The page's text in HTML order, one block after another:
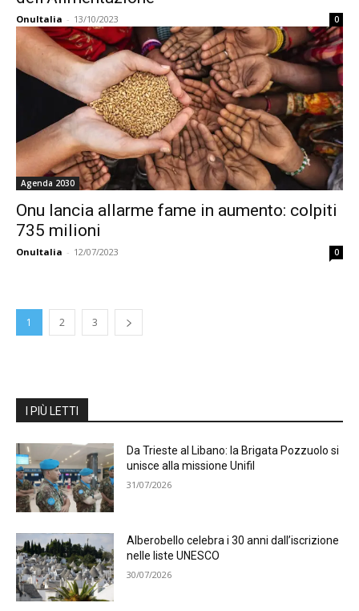
OnuItalia - 13/10/2023 0
Agenda 2030
Onu lancia allarme fame in aumento: colpiti
735 milioni
OnuItalia - 12/07/2023 0
1 2 3
I PIÙ LETTI
Da Trieste al Libano: la Brigata Pozzuolo si
unisce alla missione Unifil
31/07/2026
Alberobello celebra i 30 anni dall’iscrizione
nelle liste UNESCO
30/07/2026